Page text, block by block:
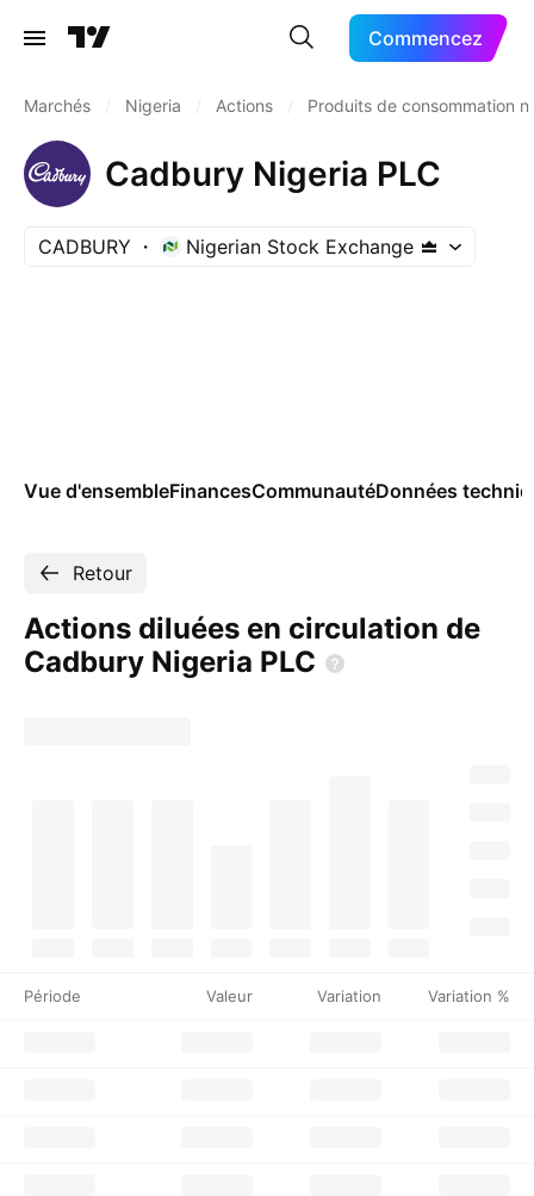
Commencez
Marchés Nigeria Actions Produits de consommation
Cadbury Nigeria PLC
CADBURY Nigerian Stock Exchange
Vue d'ensembleFinancesCommunautéDonnées
Retour
Actions diluées en circulation de
Cadbury Nigeria PLC
Période Valeur Variation Variation %